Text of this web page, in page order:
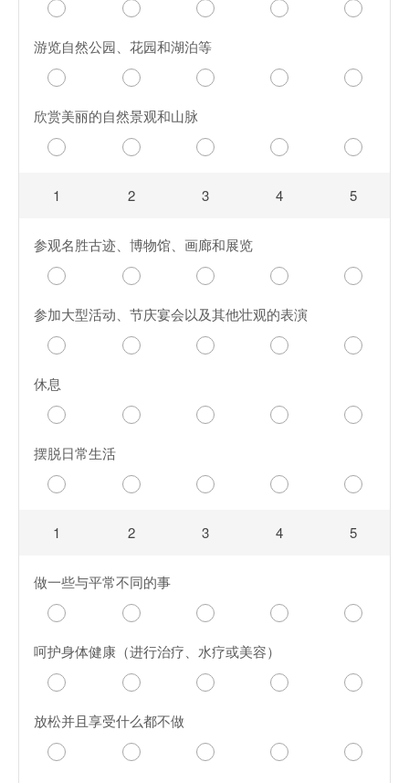
游览自然公园、花园和湖泊等
欣赏美丽的自然景观和山脉
1 2 3 4 5
参观名胜古迹、博物馆、画廊和展览
参加大型活动、节庆宴会以及其他壮观的表演
休息
摆脱日常生活
1 2 3 4 5
做一些与平常不同的事
呵护身体健康（进行治疗、水疗或美容）
放松并且享受什么都不做